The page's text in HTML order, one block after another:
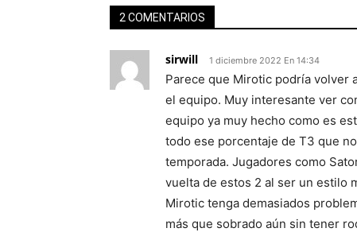
2 COMENTARIOS
sirwill 1 diciembre 2022 En 14:34
Parece que Mirotic podría volver
el equipo. Muy interesante ver
equipo ya muy hecho como es
todo ese porcentaje de T3 que
temporada. Jugadores como
vuelta de estos 2 al ser un estilo
Mirotic tenga demasiados
más que sobrado aún sin tener